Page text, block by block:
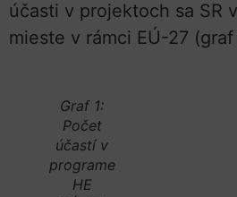
účasti v projektoch sa SR
mieste v rámci EÚ-27 (graf
Graf 1:
Počet
účastí v
programe
HE